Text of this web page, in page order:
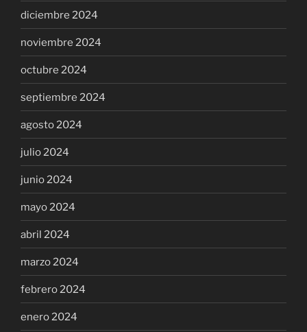
diciembre 2024
noviembre 2024
octubre 2024
septiembre 2024
agosto 2024
julio 2024
junio 2024
mayo 2024
abril 2024
marzo 2024
febrero 2024
enero 2024